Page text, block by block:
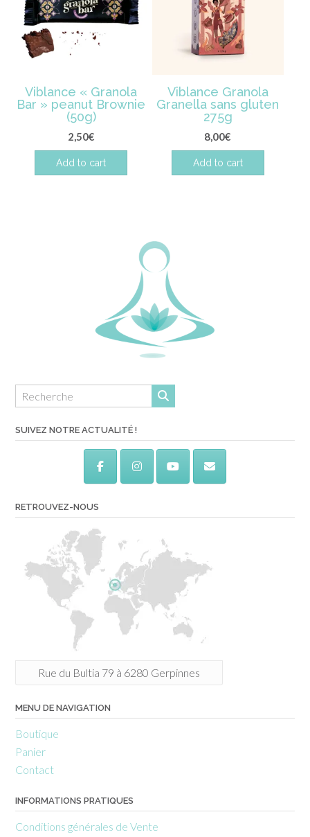
Viblance « Granola
Bar » peanut Brownie
(50g)
2,50€
Add to cart
Viblance Granola
Granella sans gluten
275g
8,00€
Add to cart
SUIVEZ NOTRE ACTUALITÉ !
RETROUVEZ-NOUS
Rue du Bultia 79 à 6280 Gerpinnes
MENU DE NAVIGATION
Boutique
Panier
Contact
INFORMATIONS PRATIQUES
Conditions générales de Vente